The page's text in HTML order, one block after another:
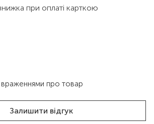
при оплаті карткою
враженнями про товар
Залишити відгук